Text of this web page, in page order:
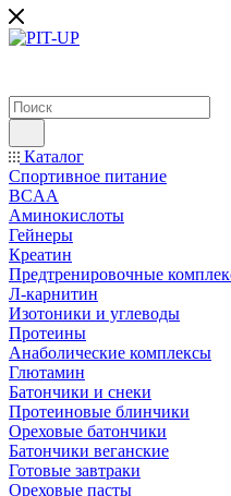
Каталог
Спортивное питание
BCAA
Аминокислоты
Гейнеры
Креатин
Предтренировочные
Л-карнитин
Изотоники и углеводы
Протеины
Анаболические комплексы
Глютамин
Батончики и снеки
Протеиновые блинчики
Ореховые батончики
Батончики веганские
Готовые завтраки
Ореховые пасты